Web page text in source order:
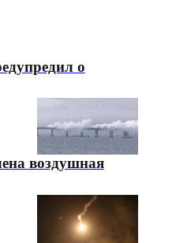
о
воздушная